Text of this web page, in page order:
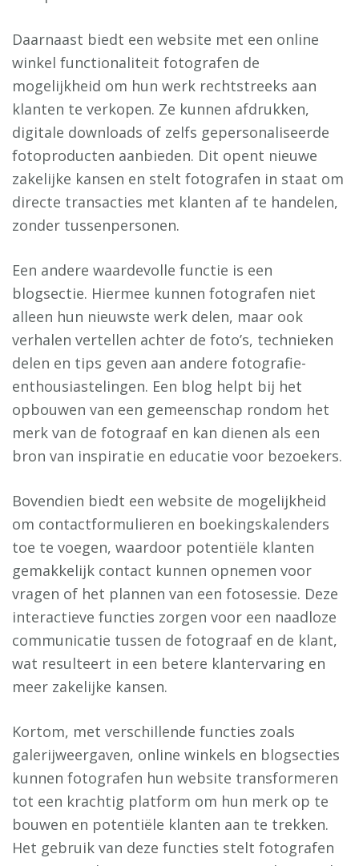
Daarnaast biedt een website met een online
winkel functionaliteit fotografen de
mogelijkheid om hun werk rechtstreeks aan
klanten te verkopen. Ze kunnen afdrukken,
digitale downloads of zelfs gepersonaliseerde
fotoproducten aanbieden. Dit opent nieuwe
zakelijke kansen en stelt fotografen in staat om
directe transacties met klanten af te handelen,
zonder tussenpersonen.
Een andere waardevolle functie is een
blogsectie. Hiermee kunnen fotografen niet
alleen hun nieuwste werk delen, maar ook
verhalen vertellen achter de foto’s, technieken
delen en tips geven aan andere fotografie-
enthousiastelingen. Een blog helpt bij het
opbouwen van een gemeenschap rondom het
merk van de fotograaf en kan dienen als een
bron van inspiratie en educatie voor bezoekers.
Bovendien biedt een website de mogelijkheid
om contactformulieren en boekingskalenders
toe te voegen, waardoor potentiële klanten
gemakkelijk contact kunnen opnemen voor
vragen of het plannen van een fotosessie. Deze
interactieve functies zorgen voor een naadloze
communicatie tussen de fotograaf en de klant,
wat resulteert in een betere klantervaring en
meer zakelijke kansen.
Kortom, met verschillende functies zoals
galerijweergaven, online winkels en blogsecties
kunnen fotografen hun website transformeren
tot een krachtig platform om hun merk op te
bouwen en potentiële klanten aan te trekken.
Het gebruik van deze functies stelt fotografen